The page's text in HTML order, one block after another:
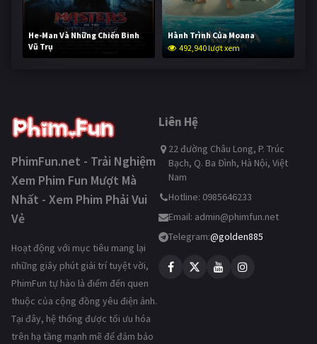
He-Man Và Những Chiến Binh
Vũ Trụ
241,874 lượt xem
Hành Trình Của Moana
492,940 lượt xem
PhimFun.net - Trải Nghiệm
Xem Phim Fun Mượt Mà
Nhất - Xem Phim Phải Vui
Vẻ
Hoạt động với mục tiêu mang lại
những giây phút giải trí tuyệt vời,
PhimFun tự hào là điểm đến quen
thuộc của cộng đồng yêu điện ảnh.
Tại đây, hệ thống được tối ưu hóa
trên hạ tầng mạnh mẽ để đảm bảo
Liên Hệ
22 đường Châu Long, P. Trúc
Bạch, Q. Ba Đình, Hà Nội, Việt
Nam
Hotline: 0985646233
Email: admin@phimfun.net
Telegram:@golden885